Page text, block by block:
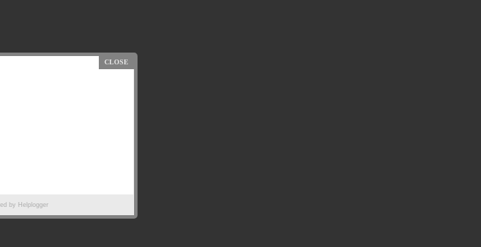
habtejszín
by Helplogger